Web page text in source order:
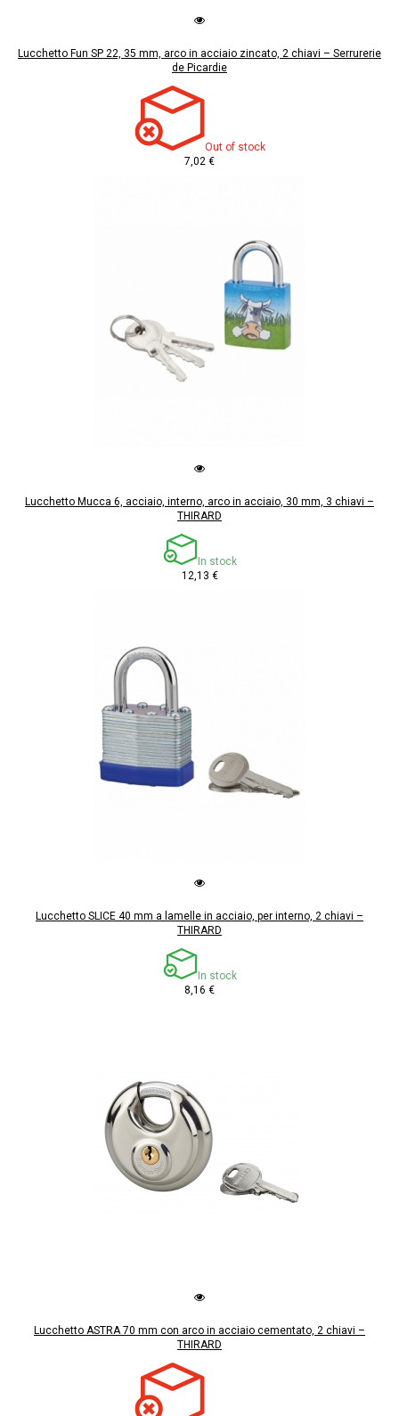
Lucchetto Fun SP 22, 35 mm, arco in acciaio zincato, 2 chiavi – Serrurerie
de Picardie
Out of stock
7,02 €
Lucchetto Mucca 6, acciaio, interno, arco in acciaio, 30 mm, 3 chiavi –
THIRARD
In stock
12,13 €
Lucchetto SLICE 40 mm a lamelle in acciaio, per interno, 2 chiavi –
THIRARD
In stock
8,16 €
Lucchetto ASTRA 70 mm con arco in acciaio cementato, 2 chiavi –
THIRARD